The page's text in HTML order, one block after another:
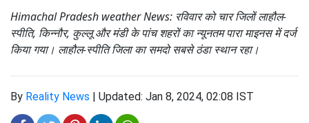
Himachal Pradesh weather News: रविवार को चार जिलों लाहौल-
स्पीति, किन्नौर, कुल्लू और मंडी के पांच शहरों का न्यूनतम पारा माइनस में दर्ज
किया गया। लाहौल-स्पीति जिला का समदो सबसे ठंडा स्थान रहा।
By Reality News | Updated: Jan 8, 2024, 02:08 IST